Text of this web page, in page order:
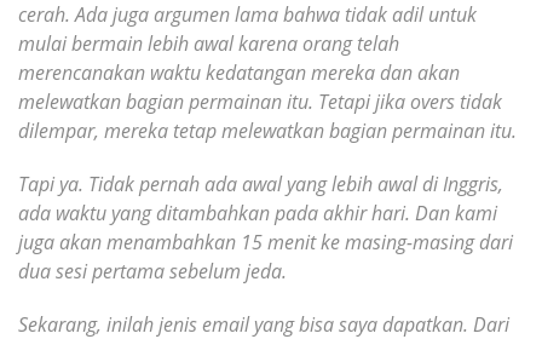
cerah. Ada juga argumen lama bahwa tidak adil untuk
mulai bermain lebih awal karena orang telah
merencanakan waktu kedatangan mereka dan akan
melewatkan bagian permainan itu. Tetapi jika overs tidak
dilempar, mereka tetap melewatkan bagian permainan itu.
Tapi ya. Tidak pernah ada awal yang lebih awal di Inggris,
ada waktu yang ditambahkan pada akhir hari. Dan kami
juga akan menambahkan 15 menit ke masing-masing dari
dua sesi pertama sebelum jeda.
Sekarang, inilah jenis email yang bisa saya dapatkan. Dari